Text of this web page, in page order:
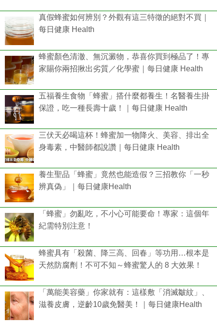
真假蜂蜜如何辨別？外觀有這三特徵的絕對不買｜
每日健康 Health
蜂蜜顏色清澈、無沉澱物，恭喜你買到極品了！專
家賜你兩招揪出劣質／化學蜜｜每日健康 Health
五福養生食物「蜂蜜」搭什麼都養生！名醫養生掛
保證，吃一種長壽十歲！｜每日健康 Health
三伏天必喝這杯！蜂蜜加一物降火、美容、排出全
身毒素，中醫師都說讚｜每日健康 Health
養生聖品「蜂蜜」竟然也能造假？三招教你「一秒
辨真偽」｜每日健康Health
「蜂蜜」勿亂吃，不小心可能要命！專家：這個年
紀需特別注意！
蜂蜜具有「殺菌、降三高、回春」等功用…根本是
天然防腐劑！不可不知～蜂蜜驚人的 8 大效果！
「萬能美容藥」你家就有：這樣敷「消滅皺紋」、
滋養皮膚，逆齡10歲免醫美！｜每日健康Health